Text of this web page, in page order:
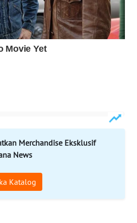
Merchandise Eksklusif
News
Katalog